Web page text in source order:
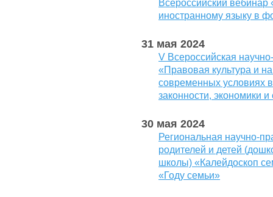
Всероссийский вебинар
иностранному языку в
31 мая 2024
V Всероссийская
«Правовая культура и
современных условиях
законности, экономики
30 мая 2024
Региональная научно-
родителей и детей
школы) «Калейдоскоп
«Году семьи»